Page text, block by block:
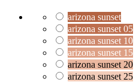
arizona sunset
arizona sunset 05
arizona sunset 10
arizona sunset 15
arizona sunset 20
arizona sunset 25